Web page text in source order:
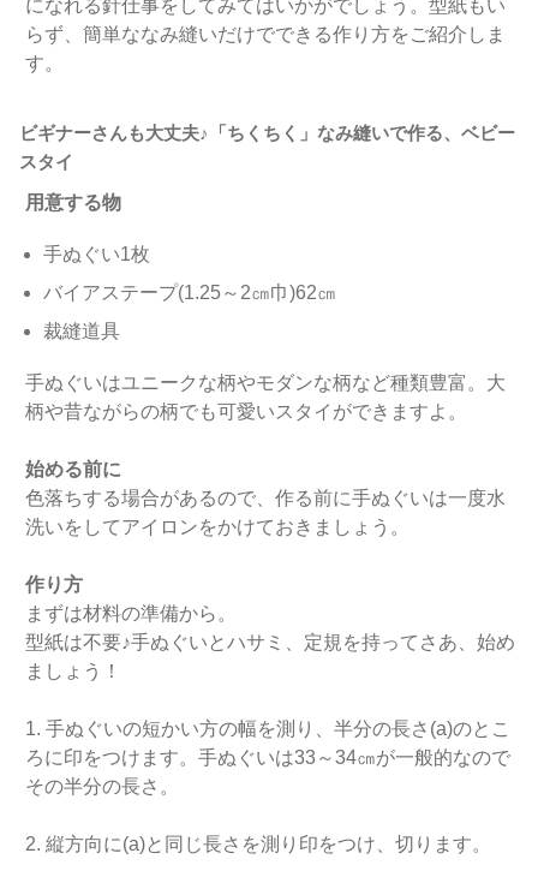
になれる針仕事をしてみてはいかがでしょう。型紙もい
らず、簡単ななみ縫いだけでできる作り方をご紹介しま
す。
ビギナーさんも大丈夫♪「ちくちく」なみ縫いで作る、ベビー
スタイ
用意する物
手ぬぐい1枚
バイアステープ(1.25～2㎝巾)62㎝
裁縫道具
手ぬぐいはユニークな柄やモダンな柄など種類豊富。大
柄や昔ながらの柄でも可愛いスタイができますよ。
始める前に
色落ちする場合があるので、作る前に手ぬぐいは一度水
洗いをしてアイロンをかけておきましょう。
作り方
まずは材料の準備から。
型紙は不要♪手ぬぐいとハサミ、定規を持ってさあ、始め
ましょう！
1. 手ぬぐいの短かい方の幅を測り、半分の長さ(a)のとこ
ろに印をつけます。手ぬぐいは33～34㎝が一般的なので
その半分の長さ。
2. 縦方向に(a)と同じ長さを測り印をつけ、切ります。